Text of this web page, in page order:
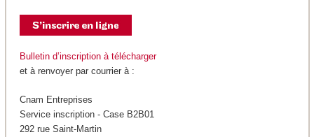
Bulletin d’inscription à télécharger
et à renvoyer par courrier à :
Cnam Entreprises
Service inscription - Case B2B01
292 rue Saint-Martin